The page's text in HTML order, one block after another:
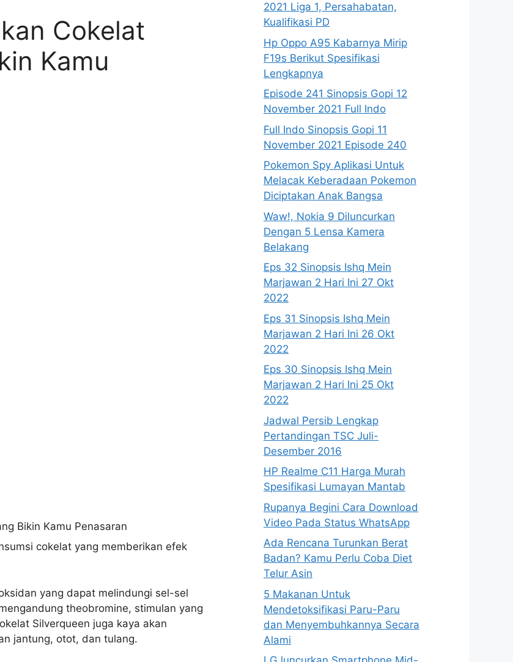
Cokelat
Kamu
cokelat yang memberikan efek
yang dapat melindungi sel-sel
theobromine, stimulan yang
Silverqueen juga kaya akan
jantung, otot, dan tulang.
2021 Liga 1, Persahabatan,
Kualifikasi PD
Hp Oppo A95 Kabarnya Mirip
F19s Berikut Spesifikasi
Lengkapnya
Episode 241 Sinopsis Gopi 12
November 2021 Full Indo
Full Indo Sinopsis Gopi 11
November 2021 Episode 240
Pokemon Spy Aplikasi Untuk
Melacak Keberadaan Pokemon
Diciptakan Anak Bangsa
Waw!, Nokia 9 Diluncurkan
Dengan 5 Lensa Kamera
Belakang
Eps 32 Sinopsis Ishq Mein
Marjawan 2 Hari Ini 27 Okt
2022
Eps 31 Sinopsis Ishq Mein
Marjawan 2 Hari Ini 26 Okt
2022
Eps 30 Sinopsis Ishq Mein
Marjawan 2 Hari Ini 25 Okt
2022
Jadwal Persib Lengkap
Pertandingan TSC Juli-
Desember 2016
HP Realme C11 Harga Murah
Spesifikasi Lumayan Mantab
Rupanya Begini Cara Download
Video Pada Status WhatsApp
Ada Rencana Turunkan Berat
Badan? Kamu Perlu Coba Diet
Telur Asin
5 Makanan Untuk
Mendetoksifikasi Paru-Paru
dan Menyembuhkannya Secara
Alami